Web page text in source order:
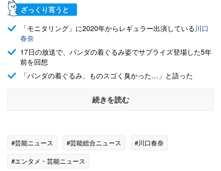
ざっくり言うと
「モニタリング」に2020年からレギュラー出演している 川口
春奈
17日の放送で、パンダの着ぐるみ姿でサプライズ登場した5年
前を回想
「パンダの着ぐるみ、ものスゴく臭かった…」と語った
続きを読む
#芸能ニュース #芸能総合ニュース
#川口春奈
#エンタメ・芸能ニュース